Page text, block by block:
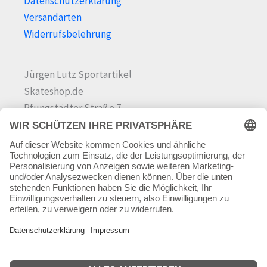
Versandarten
Widerrufsbelehrung
Jürgen Lutz Sportartikel
Skateshop.de
Pfungstädter Straße 7
64342 Seeheim-Jugenheim
Tel.06257 868181
Mail:info@skateshop.de
Warenkorb
Mein Konto